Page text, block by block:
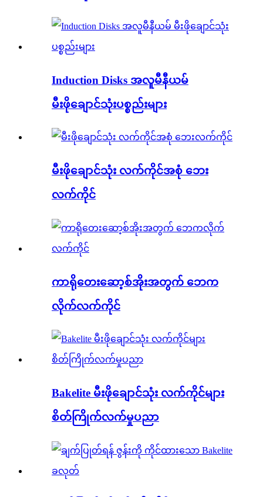
Induction Disks အလူမီနီယမ်
မီးဖိုချောင်သုံးပစ္စည်းများ
မီးဖိုချောင်သုံး လက်ကိုင်အစုံ ဘေး
လက်ကိုင်
ကာရိုတေးဆော့စ်အိုးအတွက် ဘေက
လိုက်လက်ကိုင်
Bakelite မီးဖိုချောင်သုံး လက်ကိုင်များ
စိတ်ကြိုက်လက်မှုပညာ